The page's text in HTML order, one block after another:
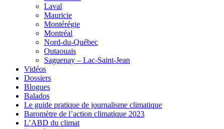
Laval
Mauricie
Montérégie
Montréal
Nord-du-Québec
Outaouais
Saguenay – Lac-Saint-Jean
Vidéos
Dossiers
Blogues
Balados
Le guide pratique de journalisme climatique
Baromètre de l’action climatique 2023
L’ABD du climat